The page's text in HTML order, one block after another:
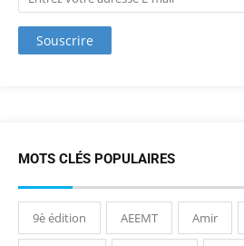
MOTS CLÉS POPULAIRES
9è édition AEEMT Amir